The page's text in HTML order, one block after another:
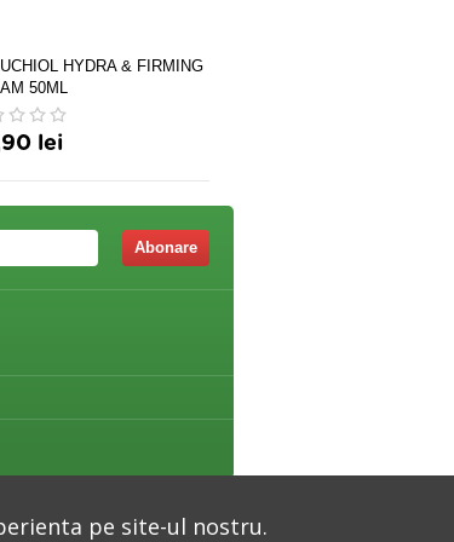
HYDRA & FIRMING
50ML
lei
Abonare
pe site-ul nostru.